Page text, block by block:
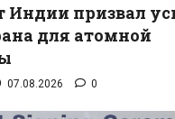
Индии призвал
для атомной
07.08.2026 0